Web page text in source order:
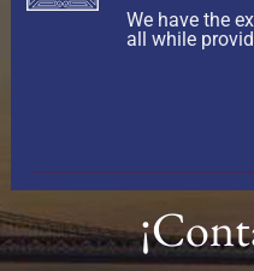
We have the
all while